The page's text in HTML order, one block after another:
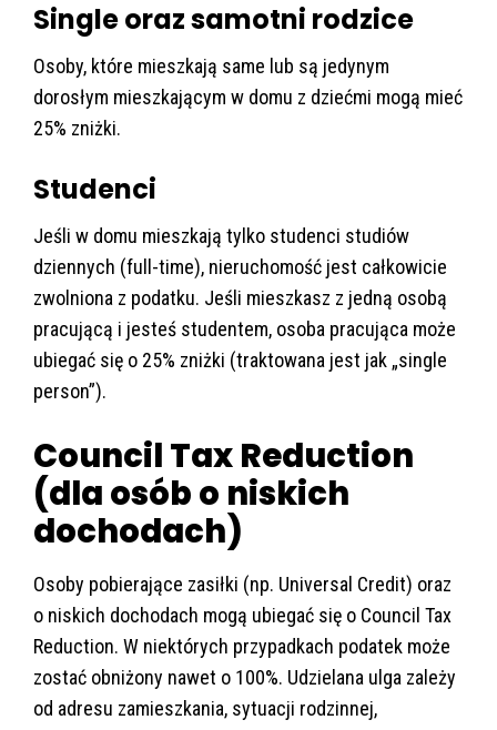
Single oraz samotni rodzice
Osoby, które mieszkają same lub są jedynym
dorosłym mieszkającym w domu z dziećmi mogą mieć
25% zniżki.
Studenci
Jeśli w domu mieszkają tylko studenci studiów
dziennych (full-time), nieruchomość jest całkowicie
zwolniona z podatku. Jeśli mieszkasz z jedną osobą
pracującą i jesteś studentem, osoba pracująca może
ubiegać się o 25% zniżki (traktowana jest jak „single
person”).
Council Tax Reduction
(dla osób o niskich
dochodach)
Osoby pobierające zasiłki (np. Universal Credit) oraz
o niskich dochodach mogą ubiegać się o Council Tax
Reduction. W niektórych przypadkach podatek może
zostać obniżony nawet o 100%. Udzielana ulga zależy
od adresu zamieszkania, sytuacji rodzinnej,